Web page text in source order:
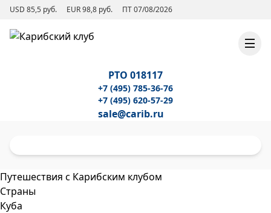
USD 85,5 руб. EUR 98,8 руб. ПТ 07/08/2026
РТО 018117
+7 (495) 785-36-76
+7 (495) 620-57-29
sale@carib.ru
Путешествия с Карибским клубом
Страны
Куба